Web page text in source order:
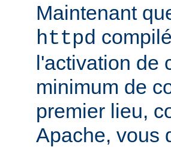
Maintenant
httpd
l'activation de
minimum de
premier lieu,
Apache, vous